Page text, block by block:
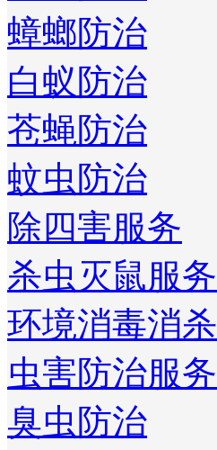
蟑螂防治
白蚁防治
苍蝇防治
蚊虫防治
除四害服务
杀虫灭鼠服务
环境消毒消杀
虫害防治服务
臭虫防治